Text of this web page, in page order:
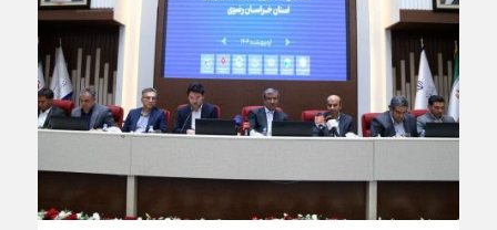
راهکارهای عملیاتی برای مقابله با کم‌آبی ارائه شد.